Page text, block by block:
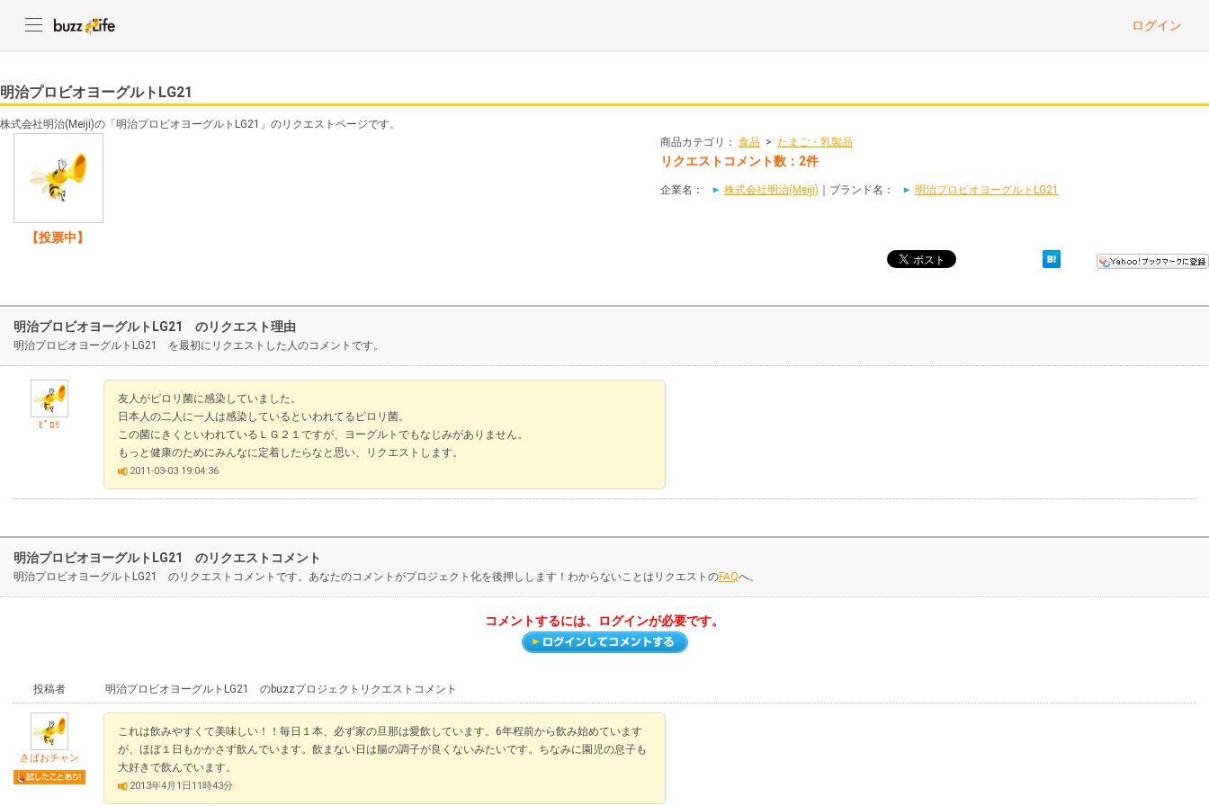
ログイン
明治プロビオヨーグルトLG21
株式会社明治(Meiji)の「明治プロビオヨーグルトLG21」のリクエストページです。
【投票中】
商品カテゴリ： 食品 > たまご・乳製品
リクエストコメント数：2件
企業名： 株式会社明治(Meiji) ｜ブランド名： 明治プロビオヨーグルトLG21
明治プロビオヨーグルトLG21 のリクエスト理由
明治プロビオヨーグルトLG21 を最初にリクエストした人のコメントです。
ﾋﾟﾛﾘ
友人がピロリ菌に感染していました。
日本人の二人に一人は感染しているといわれてるピロリ菌。
この菌にきくといわれているＬＧ２１ですが、ヨーグルトでもなじみがありません。
もっと健康のためにみんなに定着したらなと思い、リクエストします。
2011-03-03 19:04:36
明治プロビオヨーグルトLG21 のリクエストコメント
明治プロビオヨーグルトLG21 のリクエストコメントです。あなたのコメントがプロジェクト化を後押しします！わからないことはリクエストのFAQへ。
コメントするには、ログインが必要です。
投稿者 明治プロビオヨーグルトLG21 のbuzzプロジェクトリクエストコメント
さばおチャン
これは飲みやすくて美味しい！！毎日１本、必ず家の旦那は愛飲しています。6年程前から飲み始めています
が、ほぼ１日もかかさず飲んでいます。飲まない日は腸の調子が良くないみたいです。ちなみに園児の息子も
大好きで飲んでいます。
2013年4月1日11時43分